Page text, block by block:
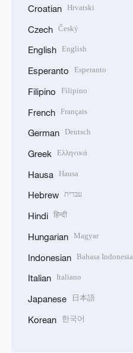
Croatian Hrvatski
Czech Český
English English
Esperanto Esperanto
Filipino Filipino
French Français
German Deutsch
Greek Ελληνικά
Hausa Hausa
Hebrew עברית
Hindi हिन्दी
Hungarian Magyar
Indonesian Bahasa Indonesia
Italian Italiano
Japanese 日本語
Korean 한국어